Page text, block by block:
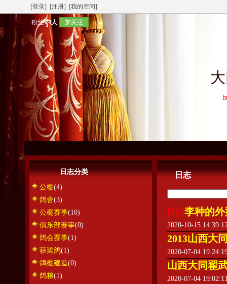
[登录] [注册] [我的空间]
粉丝24人 加关注
日志分类
公棚(4)
鸽舍(3)
公棚赛事(10)
俱乐部赛事(0)
鸽会赛事(1)
获奖鸽(1)
鸽棚建造(0)
鸽粮(1)
日志
[转]李种的
2020-10-15
2013山西大
2020-07-04
山西大同翟
2020-07-04